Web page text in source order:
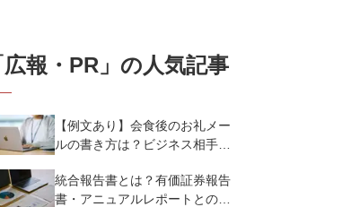
広報・PR 」の人気記事
【例文あり】会食後のお礼メー
ルの書き方は？ビジネス相手に
トを解説
統合報告書とは？有価証券報告
書・アニュアルレポートとの違